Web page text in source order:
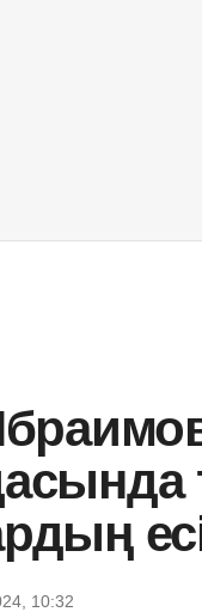
10:32